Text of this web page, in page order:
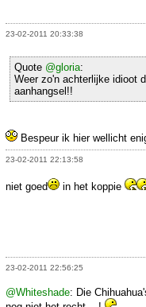
23-02-2011 20:33:38
Quote @gloria:
Weer zo'n achterlijke idioot
aanhangsel!!
Bespeur ik hier wellicht
23-02-2011 22:13:58
niet goed in het koppie
23-02-2011 22:56:25
@Whiteshade: Die